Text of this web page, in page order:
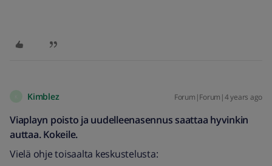
Kimblez Forum|Forum|4 years ago
Viaplayn poisto ja uudelleenasennus saattaa hyvinkin
auttaa. Kokeile.
Vielä ohje toisaalta keskustelusta: